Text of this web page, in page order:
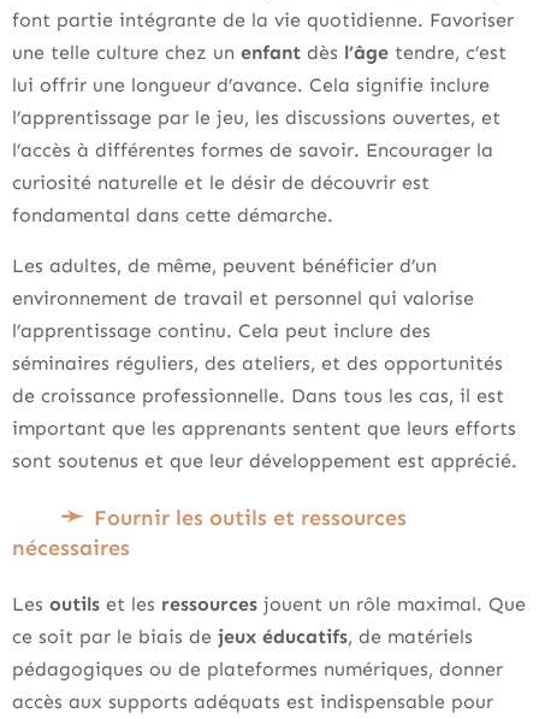
font partie intégrante de la vie quotidienne. Favoriser
une telle culture chez un enfant dès l’âge tendre, c’est
lui offrir une longueur d’avance. Cela signifie inclure
l’apprentissage par le jeu, les discussions ouvertes, et
l’accès à différentes formes de savoir. Encourager la
curiosité naturelle et le désir de découvrir est
fondamental dans cette démarche.
Les adultes, de même, peuvent bénéficier d’un
environnement de travail et personnel qui valorise
l’apprentissage continu. Cela peut inclure des
séminaires réguliers, des ateliers, et des opportunités
de croissance professionnelle. Dans tous les cas, il est
important que les apprenants sentent que leurs efforts
sont soutenus et que leur développement est apprécié.
Fournir les outils et ressources
nécessaires
Les outils et les ressources jouent un rôle maximal. Que
ce soit par le biais de jeux éducatifs, de matériels
pédagogiques ou de plateformes numériques, donner
accès aux supports adéquats est indispensable pour